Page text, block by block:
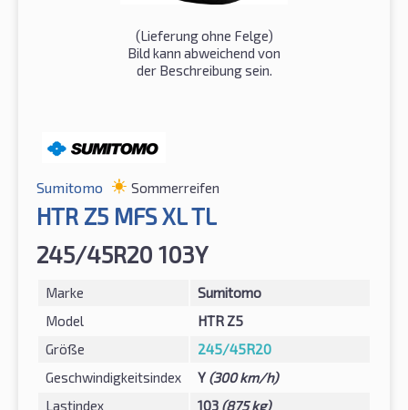
(Lieferung ohne Felge)
Bild kann abweichend von
der Beschreibung sein.
Sumitomo Sommerreifen
HTR Z5 MFS XL TL
245/45R20 103Y
Marke
Sumitomo
Model
HTR Z5
Größe
245/45R20
Geschwindigkeitsindex
Y (300 km/h)
Lastindex
103 (875 kg)